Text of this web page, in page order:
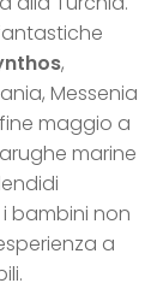
,
Messenia
maggio a
marine
bambini non
a